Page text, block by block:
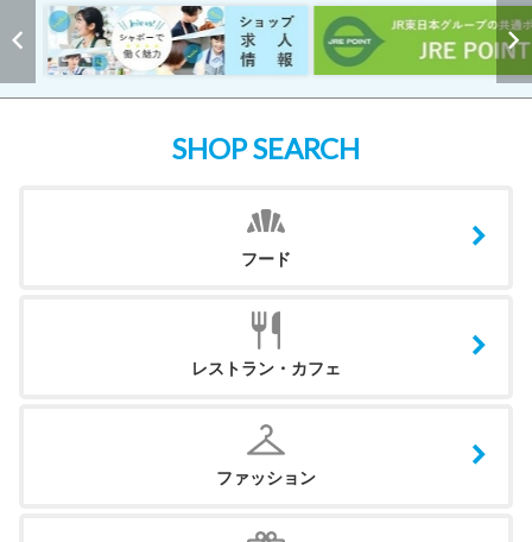
SHOP SEARCH
フード
レストラン・カフェ
ファッション